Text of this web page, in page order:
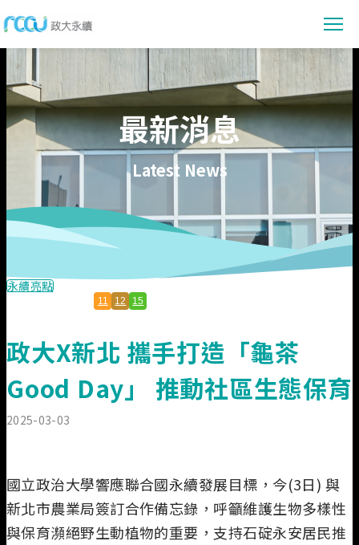
最新消息
消息公告
活動報導
永續亮點
永續賦能
永續教育
數位賦能
社會實踐
永續校園
環境管理
共容社會
校務治理
參與行動
永續提案
節能專區
資料下載
永續報告書下載
線上閱讀
關於我們
永續發展組織架構
業務執掌
最新消息
Latest News
永續亮點
11 12 15
政大X新北 攜手打造「龜茶
Good Day」 推動社區生態保育
2025-03-03
國立政治大學響應聯合國永續發展目標，今(3日) 與
新北市農業局簽訂合作備忘錄，呼籲維護生物多樣性
與保育瀕絕野生動植物的重要，支持石碇永安居民推